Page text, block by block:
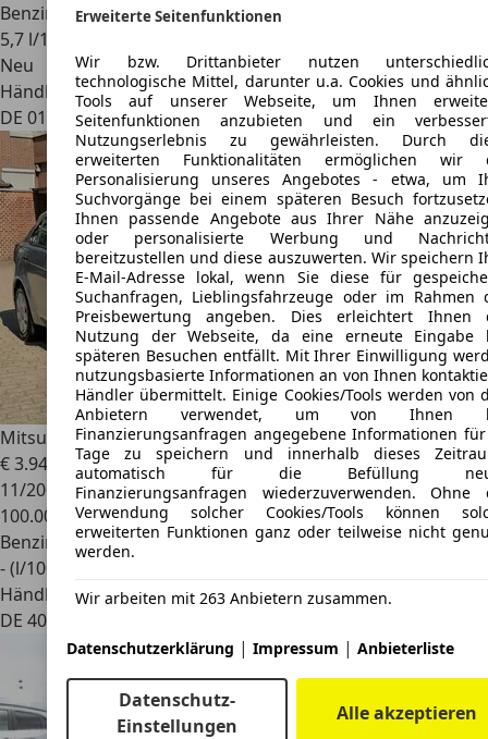
Erweiterte Seitenfunktionen
Wir bzw. Drittanbieter nutzen
technologische Mittel, darunter u.a. Cookies und
Tools auf unserer Webseite, um Ihnen
Seitenfunktionen anzubieten und ein
Nutzungserlebnis zu gewährleisten. Durch
erweiterten Funktionalitäten ermöglichen wir
Personalisierung unseres Angebotes - etwa, um
Suchvorgänge bei einem späteren Besuch
Ihnen passende Angebote aus Ihrer Nähe
oder personalisierte Werbung und
bereitzustellen und diese auszuwerten. Wir speichern
E-Mail-Adresse lokal, wenn Sie diese für
Suchanfragen, Lieblingsfahrzeuge oder im Rahmen
Preisbewertung angeben. Dies erleichtert Ihnen
Nutzung der Webseite, da eine erneute Eingabe
späteren Besuchen entfällt. Mit Ihrer Einwilligung
nutzungsbasierte Informationen an von Ihnen
Händler übermittelt. Einige Cookies/Tools werden von
Anbietern verwendet, um von Ihnen
Finanzierungsanfragen angegebene Informationen
Tage zu speichern und innerhalb dieses
automatisch für die Befüllung
Finanzierungsanfragen wiederzuverwenden. Ohne
Verwendung solcher Cookies/Tools können
erweiterten Funktionen ganz oder teilweise nicht
werden.
Wir arbeiten mit 263 Anbietern zusammen.
Datenschutzerklärung | Impressum | Anbieterliste
Datenschutz-
Einstellungen
Alle akzeptieren
Benzin
5,7 l/100 km (komb.)
Neu
Händler
DE 01968
Mitsubishi Lancer1.5 Inform Limousine/Klimaaut./"1.Hand"
€ 3.940
11/2009
100.000 km
Benzin
- (l/100 km)
Händler
DE 40468